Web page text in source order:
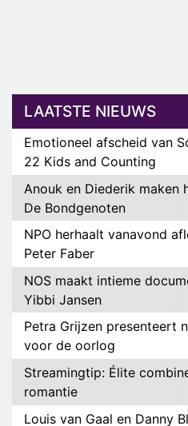
LAATSTE NIEUWS
Emotioneel afscheid van
22 Kids and Counting
Anouk en Diederik maken
De Bondgenoten
NPO herhaalt vanavond
Peter Faber
NOS maakt intieme
Yibbi Jansen
Petra Grijzen presenteert
voor de oorlog
Streamingtip: Élite
romantie
Louis van Gaal en Danny